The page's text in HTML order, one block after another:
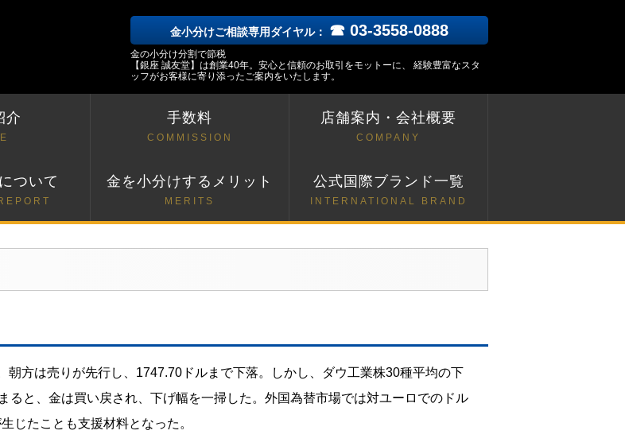
金小分けご相談専用ダイヤル： ☎ 03-3558-0888
金の小分け分割で節税
【銀座 誠友堂】は創業40年。安心と信頼のお取引をモットーに、 経験豊富なスタ
ッフがお客様に寄り添ったご案内をいたします。
介 手数料
COMMISSION
店舗案内・会社概要
COMPANY
ついて 金を小分けするメリット
MERITS
公式国際ブランド一覧
INTERNATIONAL BRAND
方は売りが先行し、1747.70ドルまで下落。しかし、ダウ工業株30種平均の下
ると、金は買い戻され、下げ幅を一掃した。外国為替市場では対ユーロでのドル
じたことも支援材料となった。